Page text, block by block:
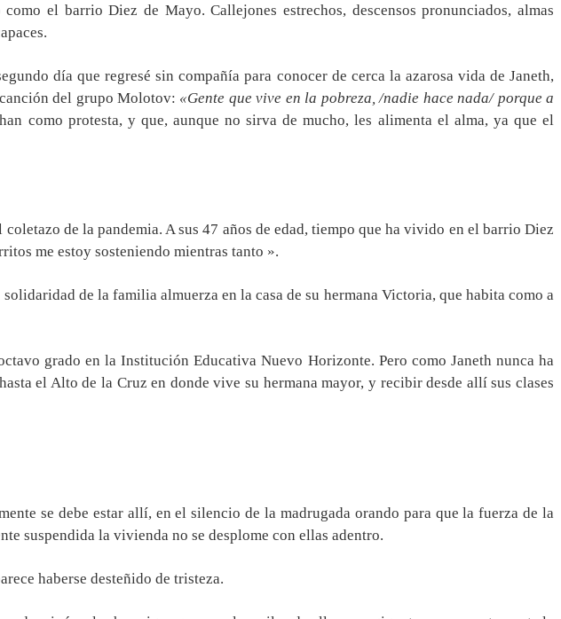
el barrio Diez de Mayo. Callejones estrechos, descensos pronunciados, almas
día que regresé sin compañía para conocer de cerca la azarosa vida de Janeth,
del grupo Molotov: «Gente que vive en la pobreza, /nadie hace nada/ porque a
como protesta, y que, aunque no sirva de mucho, les alimenta el alma, ya que el
de la pandemia. A sus 47 años de edad, tiempo que ha vivido en el barrio Diez
me estoy sosteniendo mientras tanto ».
de la familia almuerza en la casa de su hermana Victoria, que habita como a
grado en la Institución Educativa Nuevo Horizonte. Pero como Janeth nunca ha
el Alto de la Cruz en donde vive su hermana mayor, y recibir desde allí sus clases
se debe estar allí, en el silencio de la madrugada orando para que la fuerza de la
suspendida la vivienda no se desplome con ellas adentro.
haberse desteñido de tristeza.